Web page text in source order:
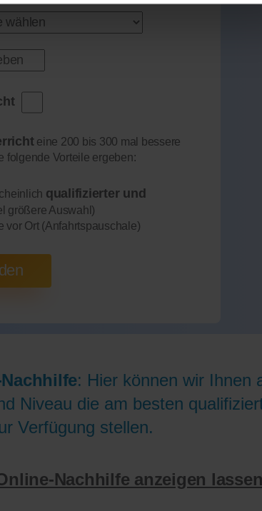
eine 200 bis 300 mal bessere
folgende Vorteile ergeben:
qualifizierter und
größere Auswahl)
vor Ort (Anfahrtspauschale)
: Hier können wir Ihnen
Niveau die am besten
Verfügung stellen.
Nachhilfe anzeigen